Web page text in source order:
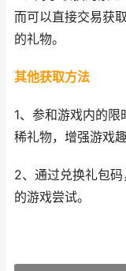
而可以直接交易获
的礼物。
其他获取方法
1、参和游戏内的
稀礼物，增强游戏趣
2、通过兑换礼包
的游戏尝试。